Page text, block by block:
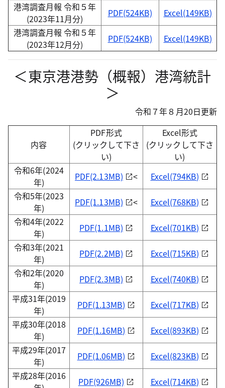
港湾調査月報 令和５年
(2023年11月分)
PDF(524KB)
Excel(149KB)
港湾調査月報 令和５年
(2023年12月分)
PDF(524KB) Excel(149KB)
＜東京港港勢（概報）港湾統計
＞
令和７年８月20日更新
内容
PDF形式
(クリックして下さ
い)
Excel形式
(クリックして下さ
い)
令和6年(2024
年)
PDF(2.13MB) <
Excel(794KB)
令和5年(2023
年)
PDF(1.13MB) <
Excel(768KB)
令和4年(2022
年)
PDF(1.1MB)
Excel(701KB)
令和3年(2021
年)
PDF(2.2MB)
Excel(715KB)
令和2年(2020
年)
PDF(2.3MB)
Excel(740KB)
平成31年(2019
年)
PDF(1.13MB)
Excel(717KB)
平成30年(2018
年)
PDF(1.16MB)
Excel(893KB)
平成29年(2017
年)
PDF(1.06MB)
Excel(823KB)
平成28年(2016
PDF(926MB) Excel(714KB)